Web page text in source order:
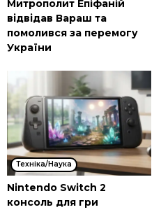
Митрополит Епіфаній
відвідав Вараш та
помолився за перемогу
України
Техніка/Наука
Nintendo Switch 2
консоль для гри